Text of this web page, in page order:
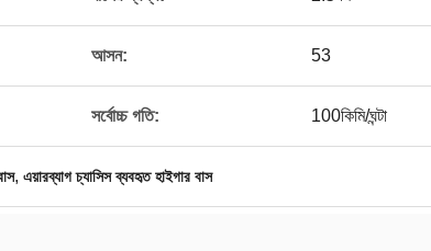
আসন: 53
সর্বোচ্চ গতি: 100কিমি/ঘন্টা
, এয়ারব্যাগ চ্যাসিস ব্যবহৃত হাইগার বাস